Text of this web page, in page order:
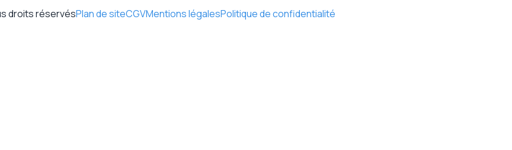
droits réservésPlan de siteCGVMentions légalesPolitique de confidentialité